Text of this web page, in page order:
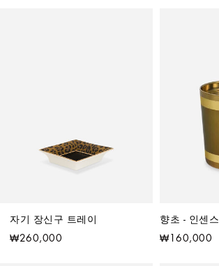
자기 장신구 트레이
₩260,000
향초 - 인센스
₩160,000